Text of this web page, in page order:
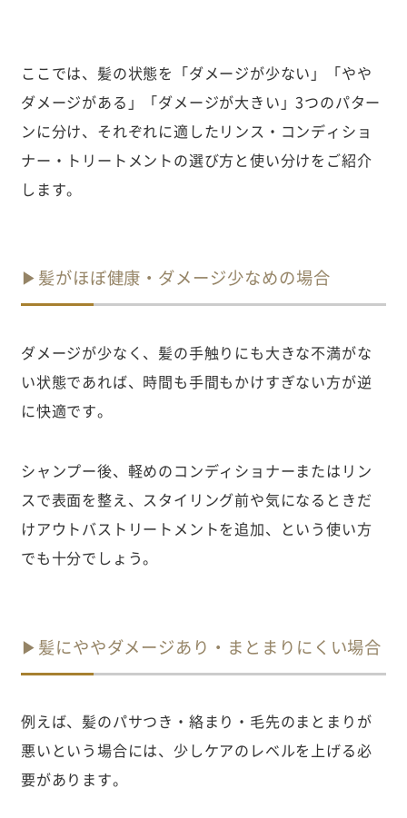
ここでは、髪の状態を「ダメージが少ない」「やや
ダメージがある」「ダメージが大きい」3つのパター
ンに分け、それぞれに適したリンス・コンディショ
ナー・トリートメントの選び方と使い分けをご紹介
します。
▶髪がほぼ健康・ダメージ少なめの場合
ダメージが少なく、髪の手触りにも大きな不満がな
い状態であれば、時間も手間もかけすぎない方が逆
に快適です。
シャンプー後、軽めのコンディショナーまたはリン
スで表面を整え、スタイリング前や気になるときだ
けアウトバストリートメントを追加、という使い方
でも十分でしょう。
▶髪にややダメージあり・まとまりにくい場合
例えば、髪のパサつき・絡まり・毛先のまとまりが
悪いという場合には、少しケアのレベルを上げる必
要があります。